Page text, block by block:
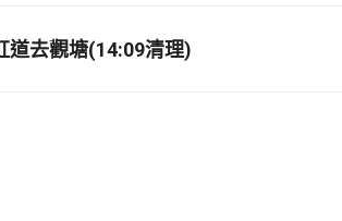
道去觀塘(14:09清理)